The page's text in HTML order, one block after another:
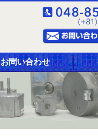
お問い合わせ